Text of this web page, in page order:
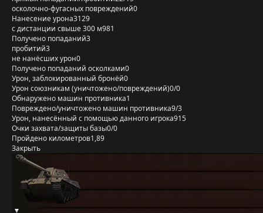
осколочно-фугасных повреждений0
Нанесение урона3129
с дистанции свыше 300 м981
Получено попаданий3
пробитий3
не нанёсших урон0
Получено попаданий осколками0
Урон, заблокированный бронёй0
Урон союзникам (уничтожено/повреждений)0/0
Обнаружено машин противника1
Повреждено/уничтожено машин противника9/3
Урон, нанесённый с помощью данного игрока915
Очки захвата/защиты базы0/0
Пройдено километров1,89
Закрыть